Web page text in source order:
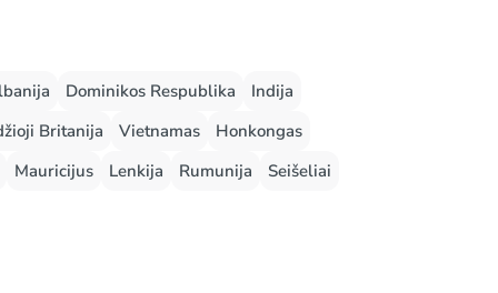
Dominikos Respublika
Indija
Britanija Vietnamas
Honkongas
Mauricijus Lenkija Rumunija
Seišeliai